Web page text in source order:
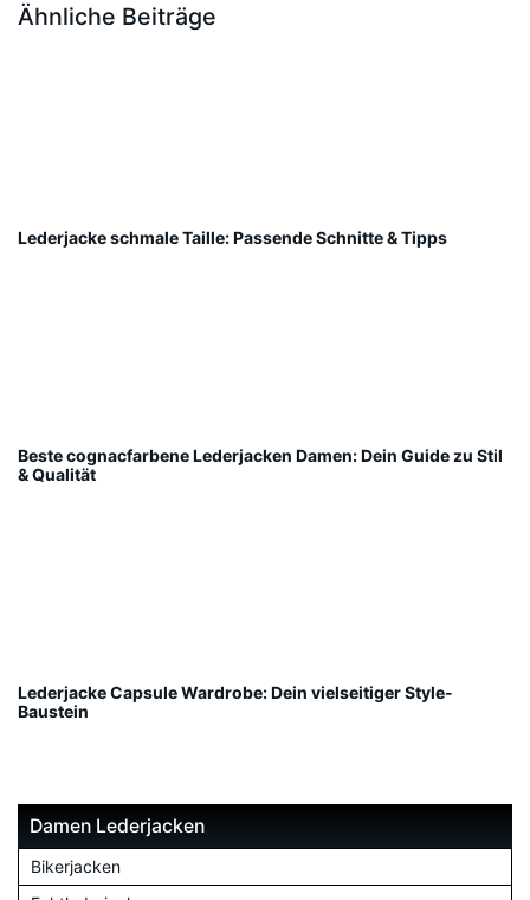
Ähnliche Beiträge
Lederjacke schmale Taille: Passende Schnitte & Tipps
Beste cognacfarbene Lederjacken Damen: Dein Guide zu Stil
& Qualität
Lederjacke Capsule Wardrobe: Dein vielseitiger Style-
Baustein
Damen Lederjacken
Bikerjacken